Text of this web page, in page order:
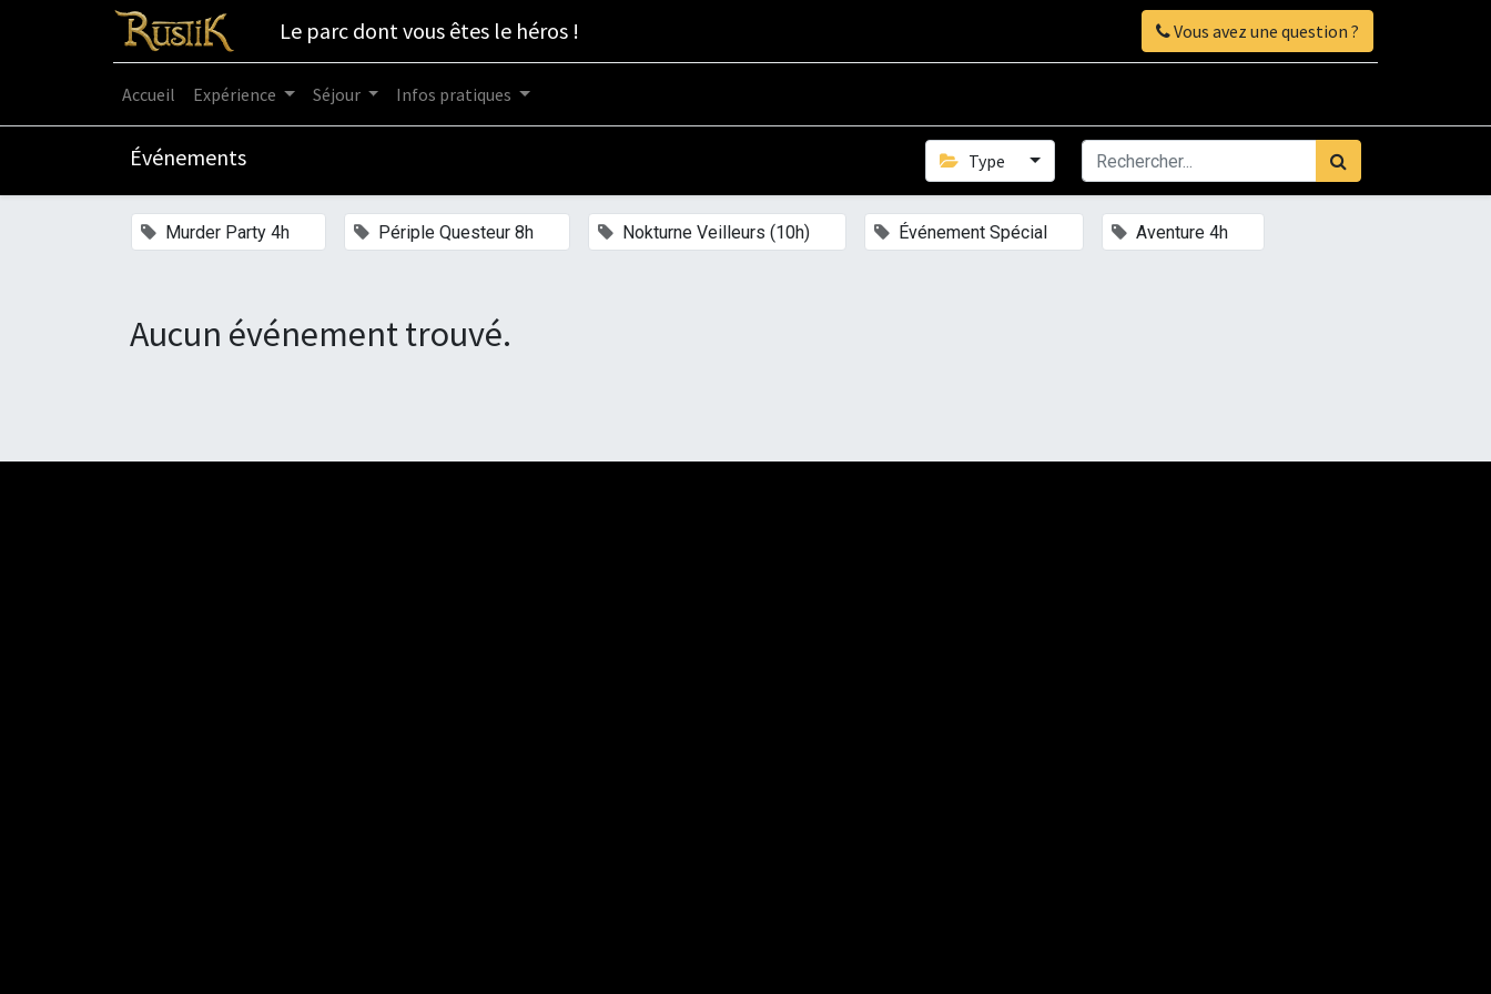
Le parc dont vous êtes le héros ! Vous avez une question ?
Accueil Expérience Séjour Infos pratiques
Événements Type
Murder Party 4h Périple Questeur 8h Nokturne Veilleurs (10h) Événement Spécial Aventure 4h
Aucun événement trouvé.